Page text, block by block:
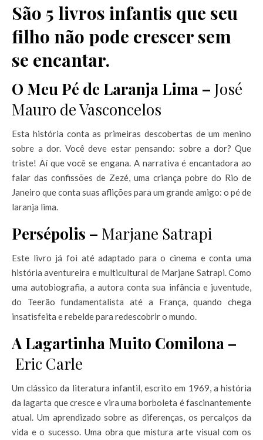
São 5 livros infantis que seu
filho não pode crescer sem
se encantar.
O Meu Pé de Laranja Lima – José
Mauro de Vasconcelos
Esta história conta as primeiras descobertas de um menino
sobre a dor. Você deve estar pensando: sobre a dor? Que
triste! Aí que você se engana. A narrativa é encantadora ao
falar das confissões de Zezé, uma criança pobre do Rio de
Janeiro que conta suas aflições para um grande amigo: o pé de
laranja lima.
Persépolis – Marjane Satrapi
Este livro já foi até adaptado para o cinema e conta uma
história aventureira e multicultural de Marjane Satrapi. Como
uma autobiografia, a autora conta sua infância e juventude,
do Teerão fundamentalista até a França, quando chega
insatisfeita e rebelde para redescobrir o mundo.
A Lagartinha Muito Comilona –
Eric Carle
Um clássico da literatura infantil, escrito em 1969, a história
da lagarta que cresce e vira uma borboleta é fascinantemente
atual. Um aprendizado sobre as diferenças, os percalços da
vida e o sucesso. Uma obra que mistura arte visual com os